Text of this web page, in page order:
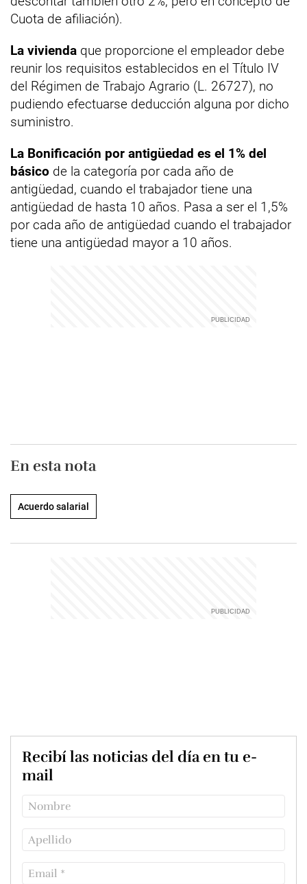
Cuota de afiliación).
La vivienda que proporcione el empleador debe
reunir los requisitos establecidos en el Título IV
del Régimen de Trabajo Agrario (L. 26727), no
pudiendo efectuarse deducción alguna por dicho
suministro.
La Bonificación por antigüedad es el 1% del
básico de la categoría por cada año de
antigüedad, cuando el trabajador tiene una
antigüedad de hasta 10 años. Pasa a ser el 1,5%
por cada año de antigüedad cuando el trabajador
tiene una antigüedad mayor a 10 años.
En esta nota
Acuerdo salarial
Recibí las noticias del día en tu e-
mail